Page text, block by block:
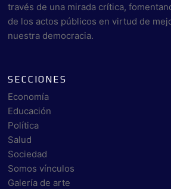
través de una mirada crítica,
de los actos públicos en virtud de
nuestra democracia.
SECCIONES
Economía
Educación
Política
Salud
Sociedad
Somos vínculos
Galería de arte